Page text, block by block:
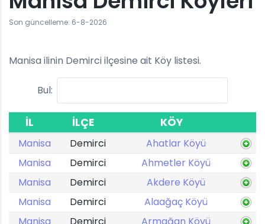
Son güncelleme: 6-8-2026
Manisa ilinin Demirci ilçesine ait Köy listesi.
Bul:
İL İLÇE KÖY
Manisa Demirci
Ahatlar Köyü
Manisa
Demirci
Ahmetler Köyü
Manisa
Demirci
Akdere Köyü
Manisa
Demirci
Alaağaç Köyü